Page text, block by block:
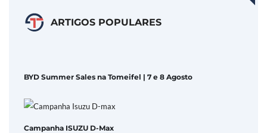
ARTIGOS POPULARES
BYD Summer Sales na Tomeifel | 7 e 8 Agosto
Campanha ISUZU D-Max